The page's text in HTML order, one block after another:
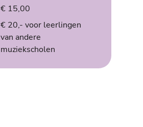
€ 15,00
€ 20,- voor leerlingen
van andere
muziekscholen